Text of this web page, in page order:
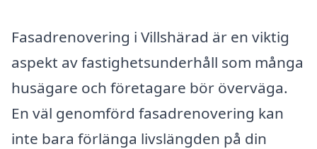
Fasadrenovering i Villshärad är en viktig
aspekt av fastighetsunderhåll som många
husägare och företagare bör överväga.
En väl genomförd fasadrenovering kan
inte bara förlänga livslängden på din